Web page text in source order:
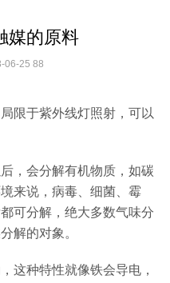
媒的原料
06-25 88
限于紫外线灯照射，可以
，会分解有机物质，如碳
来说，病毒、细菌、霉
可分解，绝大多数气味分
解的对象。
这种特性就像铁会导电，